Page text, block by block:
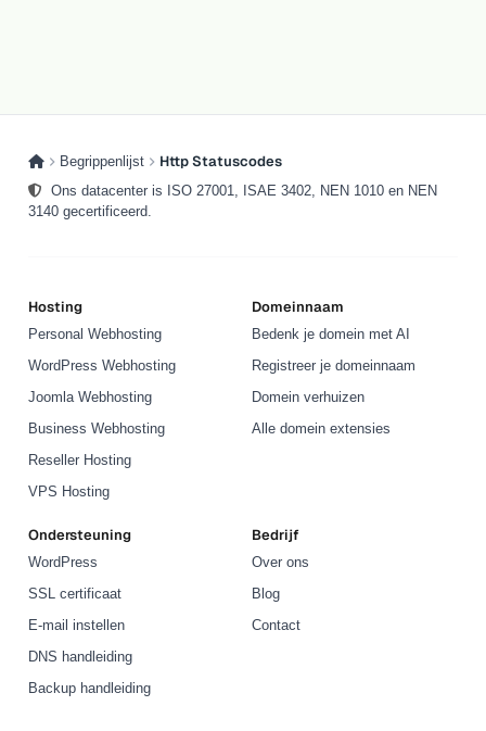
Begrippenlijst Http Statuscodes
Ons datacenter is ISO 27001, ISAE 3402, NEN 1010 en NEN
3140 gecertificeerd.
Hosting
Personal Webhosting
WordPress Webhosting
Joomla Webhosting
Business Webhosting
Reseller Hosting
VPS Hosting
Domeinnaam
Bedenk je domein met AI
Registreer je domeinnaam
Domein verhuizen
Alle domein extensies
Ondersteuning
WordPress
SSL certificaat
E-mail instellen
DNS handleiding
Backup handleiding
Bedrijf
Over ons
Blog
Contact